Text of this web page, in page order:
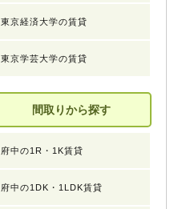
東京経済大学の賃貸
東京学芸大学の賃貸
間取りから探す
府中の1R・1K賃貸
府中の1DK・1LDK賃貸